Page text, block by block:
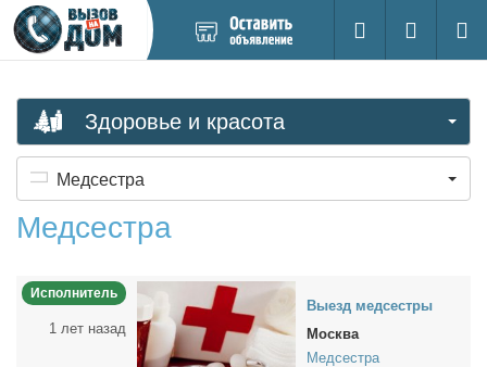
новое
Поиск
Вход на
Здоровье и красота
Медсестра
Медсестра
Исполнитель
1 лет назад
Вы­езд мед­сест­ры
Москва
Медсестра